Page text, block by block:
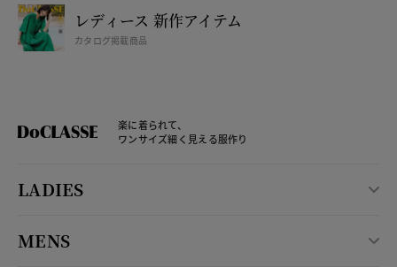
レディース 新作アイテム
カタログ掲載商品
楽に着られて、
ワンサイズ細く見える服作り
LADIES
MENS